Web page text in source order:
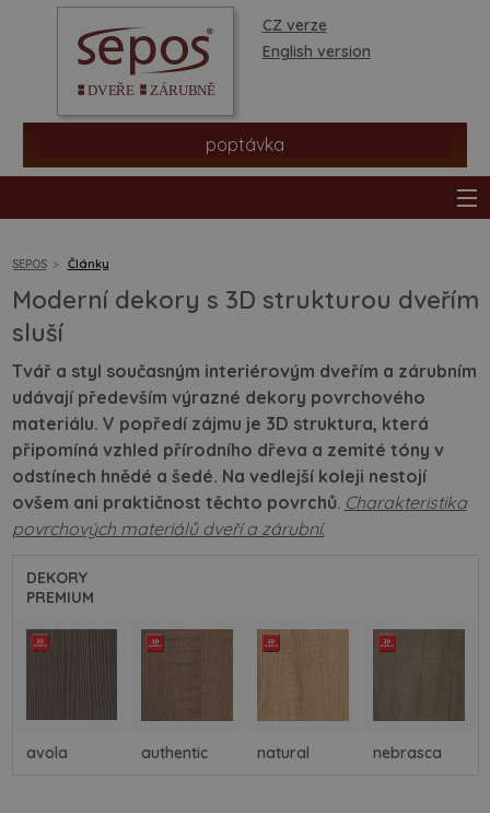
CZ verze
English version
poptávka
produkty
prodejní síť
informace a rady
SEPOS Články
Moderní dekory s 3D strukturou dveřím
sluší
Tvář a styl současným interiérovým dveřím a zárubním
udávají především výrazné dekory povrchového
materiálu. V popředí zájmu je 3D struktura, která
připomíná vzhled přírodního dřeva a zemité tóny v
odstínech hnědé a šedé. Na vedlejší koleji nestojí
ovšem ani praktičnost těchto povrchů. Charakteristika
povrchových materiálů dveří a zárubní.
DEKORY
PREMIUM
avola authentic natural nebrasca